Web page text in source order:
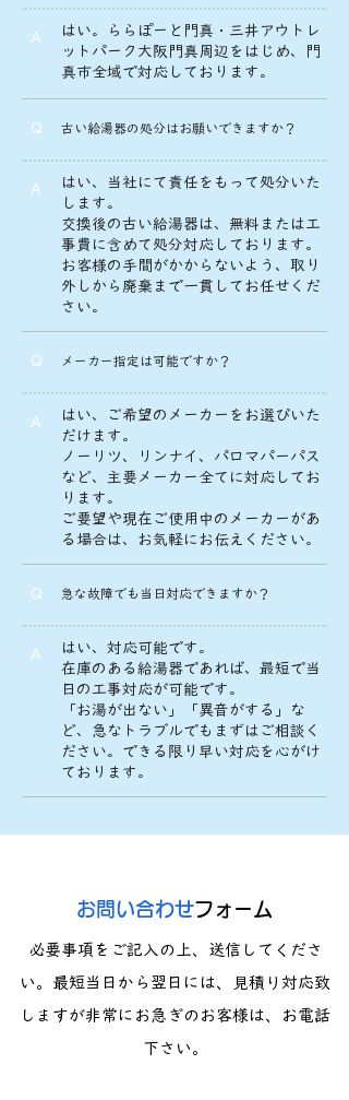
A
はい。ららぽーと門真・三井アウトレ
ットパーク大阪門真周辺をはじめ、門
真市全域で対応しております。
Q 古い給湯器の処分はお願いできますか？
A
はい、当社にて責任をもって処分いた
します。
交換後の古い給湯器は、無料または工
事費に含めて処分対応しております。
お客様の手間がかからないよう、取り
外しから廃棄まで一貫してお任せくだ
さい。
Q メーカー指定は可能ですか？
A
はい、ご希望のメーカーをお選びいた
だけます。
ノーリツ、リンナイ、パロマパーパス
など、主要メーカー全てに対応してお
ります。
ご要望や現在ご使用中のメーカーがあ
る場合は、お気軽にお伝えください。
Q 急な故障でも当日対応できますか？
A
はい、対応可能です。
在庫のある給湯器であれば、最短で当
日の工事対応が可能です。
「お湯が出ない」「異音がする」な
ど、急なトラブルでもまずはご相談く
ださい。できる限り早い対応を心がけ
ております。
​お問い合わせフォーム
必要事項をご記入の上、送信してくださ
い。最短当日から翌日には、見積り対応致
しますが​非常にお急ぎのお客様は、お電話
下さい。